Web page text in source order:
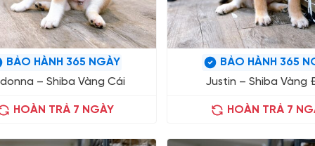
BẢO HÀNH 365 NGÀY
– Shiba Vàng Cái
HOÀN TRẢ 7 NGÀY
BẢO HÀNH 365
Justin – Shiba Vàng
HOÀN TRẢ 7